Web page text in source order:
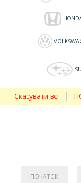
Скасувати всі
ПОЧАТОК